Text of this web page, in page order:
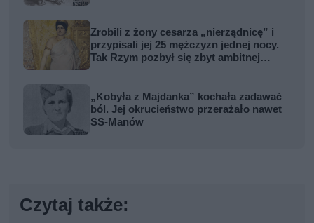
Zrobili z żony cesarza „nierządnicę” i
przypisali jej 25 mężczyzn jednej nocy.
Tak Rzym pozbył się zbyt ambitnej
„Kobyła z Majdanka” kochała zadawać
ból. Jej okrucieństwo przerażało nawet
SS-Manów
Czytaj także: